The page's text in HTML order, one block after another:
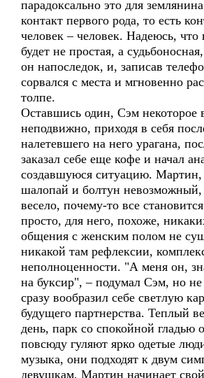
парадоксально это для
контакт первого рода, то есть
человек – человек. Надеюсь, что
будет не простая, а
он напоследок, и, записав
сорвался с места и мгновенно
толпе.
Оставшись один, Сэм некоторое
неподвижно, приходя в себя
налетевшего на него урагана,
заказал себе еще кофе и начал
создавшуюся ситуацию. Мартин,
шалопай и болтун
весело, почему-то все
просто, для него, похоже,
общения с женским полом не
никакой там рефлексии,
неполноценности. "А меня он,
на буксир", – подумал Сэм, но не
сразу вообразил себе светлую
будущего партнерства. Теплый
день, парк со спокойной гладью
повсюду гуляют ярко одетые
музыка, они подходят к двум
девушкам, Мартин начинает